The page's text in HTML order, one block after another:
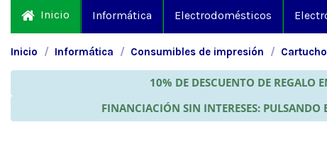
Inicio Informática Electrodomésticos
Inicio Informática Consumibles de impresión
10% DE DESCUENTO DE REGALO
FINANCIACIÓN SIN INTERESES: